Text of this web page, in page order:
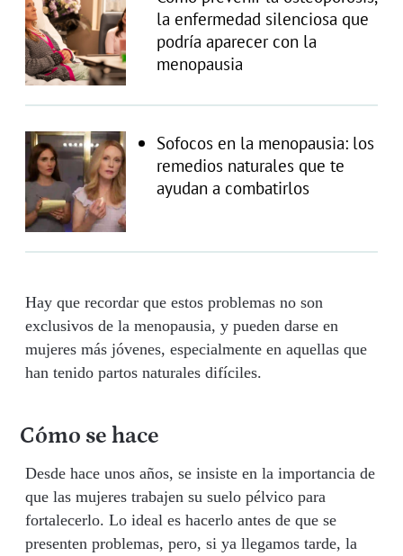
la enfermedad silenciosa que
podría aparecer con la
menopausia
Sofocos en la menopausia: los
remedios naturales que te
ayudan a combatirlos
Hay que recordar que estos problemas no son
exclusivos de la menopausia, y pueden darse en
mujeres más jóvenes, especialmente en aquellas que
han tenido partos naturales difíciles.
Cómo se hace
Desde hace unos años, se insiste en la importancia de
que las mujeres trabajen su suelo pélvico para
fortalecerlo. Lo ideal es hacerlo antes de que se
presenten problemas, pero, si ya llegamos tarde, la